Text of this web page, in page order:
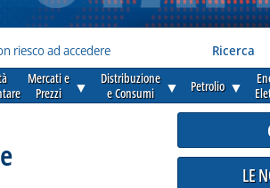
riesco ad accedere Ricerca
Mercati e
Prezzi
▼
Distribuzione
e Consumi
▼ Petrolio ▼
LE